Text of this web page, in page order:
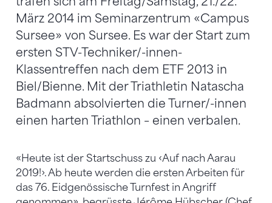
März 2014 im Seminarzentrum «Campus
Sursee» von Sursee. Es war der Start zum
ersten STV-Techniker/-innen-
Klassentreffen nach dem ETF 2013 in
Biel/Bienne. Mit der Triathletin Natascha
Badmann absolvierten die Turner/-innen
einen harten Triathlon – einen verbalen.
«Heute ist der Startschuss zu ‹Auf nach Aarau
2019!›. Ab heute werden die ersten Arbeiten für
das 76. Eidgenössische Turnfest in Angriff